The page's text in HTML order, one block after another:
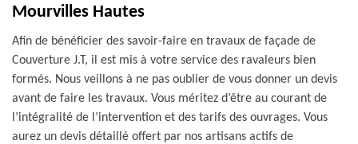
Mourvilles Hautes
Afin de bénéficier des savoir-faire en travaux de façade de
Couverture J.T, il est mis à votre service des ravaleurs bien
formés. Nous veillons à ne pas oublier de vous donner un devis
avant de faire les travaux. Vous méritez d’être au courant de
l’intégralité de l’intervention et des tarifs des ouvrages. Vous
aurez un devis détaillé offert par nos artisans actifs de